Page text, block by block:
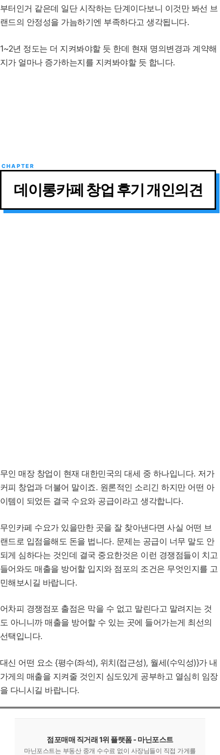
부터인거 같은데 일단 시작하는 단계이다보니 이것만 봐선 브
랜드의 안정성을 가늠하기엔 부족하다고 생각됩니다.
1~2년 정도는 더 지켜봐야할 듯 한데 현재 명의변경과 계약해
지가 얼마나 증가하는지를 지켜봐야할 듯 합니다.
데이롱카페 창업 후기 개인의견
무인 매장 창업이 현재 대한민국의 대세 중 하나입니다. 저가
커피 창업과 더불어 말이죠. 원론적인 소리긴 하지만 어떤 아
이템이 되었든 결국 수요와 공급이라고 생각합니다.
무인카페 수요가 있을만한 곳을 잘 찾아낸다면 사실 어떤 브
랜드로 입점을해도 돈을 법니다. 문제는 공급이 너무 말도 안
되게 심하다는 것인데 결국 중요한것은 이런 경쟁점들이 치고
들어와도 매출을 방어할 입지와 점포의 조건은 무엇인지를 고
민해보시길 바랍니다.
어차피 경쟁점포 출점은 막을 수 없고 말린다고 말려지는 것
도 아니니까 매출을 방어할 수 있는 곳에 들어가는게 최선의
선택입니다.
대신 어떤 요소 {평수(좌석), 위치(접근성), 월세(수익성)}가 내
가게의 매출을 지켜줄 것인지 심도있게 공부하고 열심히 임장
을 다니시길 바랍니다.
점포매매 직거래 1위 플랫폼 - 마닌포스트
마닌포스트는 부동산 중개 수수료 없이 사장님들이 직접 가게를